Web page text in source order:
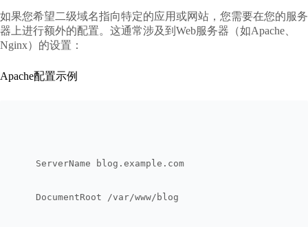
如果您希望二级域名指向特定的应用或网站，您需要在您的服务
器上进行额外的配置。这通常涉及到Web服务器（如Apache、
Nginx）的设置：
Apache配置示例
    ServerName blog.example.com
    DocumentRoot /var/www/blog